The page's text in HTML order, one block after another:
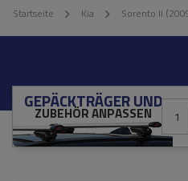
Startseite Kia Sorento II
GEPÄCKTRÄGER UND
ZUBEHÖR ANPASSEN 1